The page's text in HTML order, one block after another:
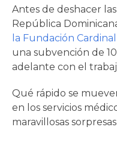
Antes de deshacer
República
la Fundación Cardinal
una subvención de
adelante con el
Qué rápido se
en los servicios
maravillosas